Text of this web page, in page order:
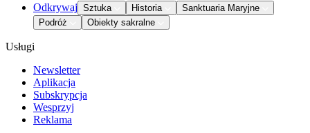
Odkrywaj Sztuka Historia
Sanktuaria Maryjne
Podróż
Obiekty sakralne
Usługi
Newsletter
Aplikacja
Subskrypcja
Wesprzyj
Reklama